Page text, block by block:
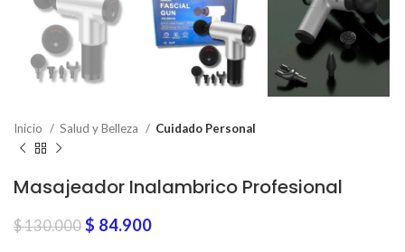
Inicio Salud y Belleza Cuidado Personal
Masajeador Inalambrico Profesional
$130.000 $ 84.900